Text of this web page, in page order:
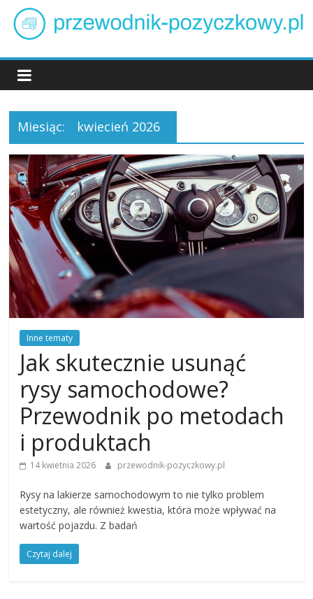
Skip
content
przewodnik-
pozyczkowy.pl
Miesiąc: kwiecień 2026
Inne tematy
Jak skutecznie usunąć
rysy samochodowe?
Przewodnik po metodach
i produktach
14 kwietnia 2026 przewodnik-pozyczkowy.pl
Rysy na lakierze samochodowym to nie tylko problem
estetyczny, ale również kwestia, która może wpływać na
wartość pojazdu. Z badań
Czytaj dalej